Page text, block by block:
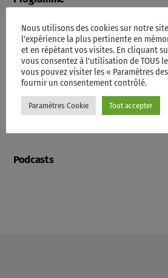
Contacts
Videos
Podcasts
Nous utilisons des cookies sur notre
l'expérience la plus pertinente en
et en répétant vos visites. En cliquant
vous consentez à l'utilisation de TOUS
vous pouvez visiter les « Paramètres
fournir un consentement contrôlé.
Paramètres Cookie Tout accepter